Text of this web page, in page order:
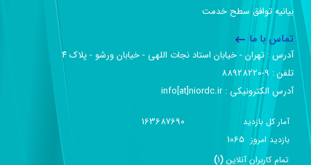
بیانیه توافق سطح خدمت
تماس با ما
آدرس :‌ تهران - خیابان استاد نجات اللهی - خیابان ورشو - پلاک ۴
تلفن :‌ 9-88928220
آدرس الکترونیکی :‌ info[at]niordc.ir
آمار کل بازدید 163687690
بازديد امروز 1065
تمام کاربران آنلاين (
1
)